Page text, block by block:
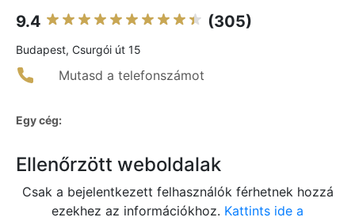
9.4 (305)
Budapest, Csurgói út 15
Mutasd a telefonszámot
Egy cég:
Ellenőrzött weboldalak
Csak a bejelentkezett felhasználók férhetnek hozzá
ezekhez az információkhoz. Kattints ide a